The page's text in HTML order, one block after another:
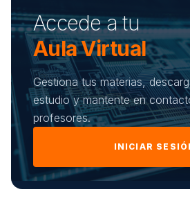
Accede a tu
Aula Virtual
Gestiona tus materias,
estudio y mantente en
profesores.
INICIAR